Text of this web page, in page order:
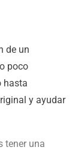
de un
poco
hasta
y ayudar
tener una